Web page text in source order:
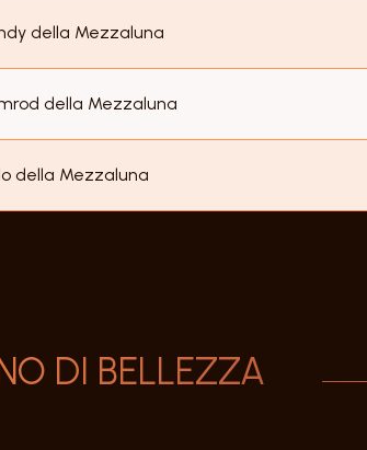
della Mezzaluna
della Mezzaluna
della Mezzaluna
DI BELLEZZA